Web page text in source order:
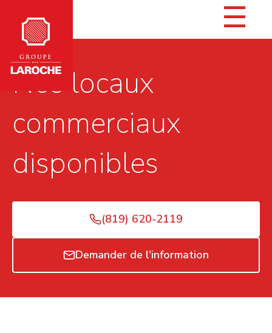
☰
Nos locaux
commerciaux
disponibles
(819) 620-2119
Demander de l'information